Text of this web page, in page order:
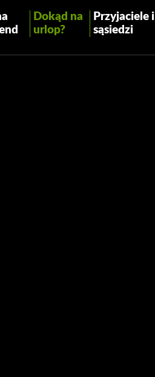
Dokąd na
urlop?
Przyjaciele i
sąsiedzi